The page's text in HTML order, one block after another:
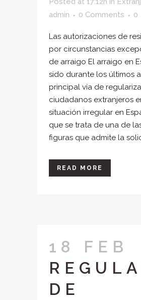
admin
0 Comments 0
Las autorizaciones de
por circunstancias
de arraigo El arraigo en
sido durante los últimos
principal vía de
ciudadanos extranjeros
situación irregular en
que se trata de una de
figuras que admite la
READ MORE
18 FEB
DE